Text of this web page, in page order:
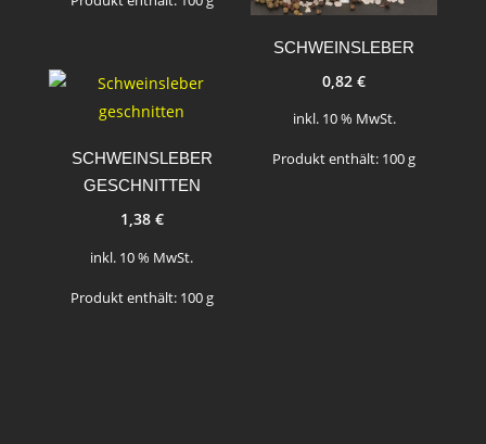
SCHWEINSLEBER
0,82€
inkl. 10 % MwSt.
Produkt enthält: 100g
SCHWEINSLEBER
GESCHNITTEN
1,38 €
inkl. 10 % MwSt.
Produkt enthält: 100g